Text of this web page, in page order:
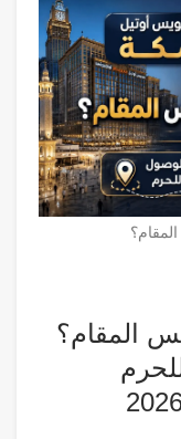
المقام؟